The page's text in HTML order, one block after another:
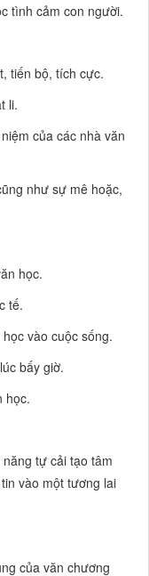
tình cảm con người.
tiến bộ, tích cực.
li.
của các nhà văn
như sự mê hoặc,
học.
tế.
vào cuộc sống.
bấy giờ.
học.
tự cải tạo tâm
vào một tương lai
của văn chương